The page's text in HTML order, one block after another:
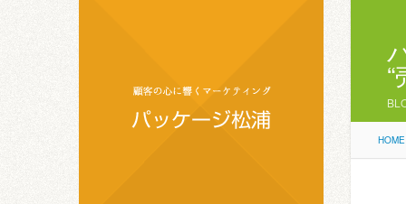
HOME